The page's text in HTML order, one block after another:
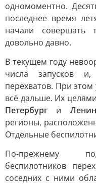
одномоментно.
последнее время
начали совершать
довольно давно.
В текущем году
числа запусков и,
перехватов. При
всё дальше. Их
Петербург и
регионы,
Отдельные
По-прежнему
беспилотников
соседних с ними